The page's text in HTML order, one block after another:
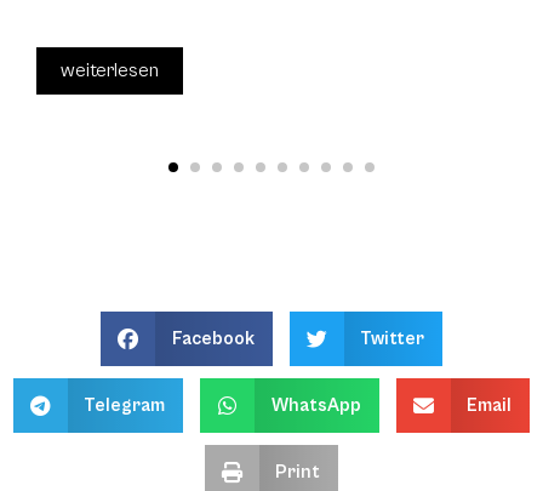
weiterlesen
Facebook Twitter
Telegram WhatsApp Email
Print